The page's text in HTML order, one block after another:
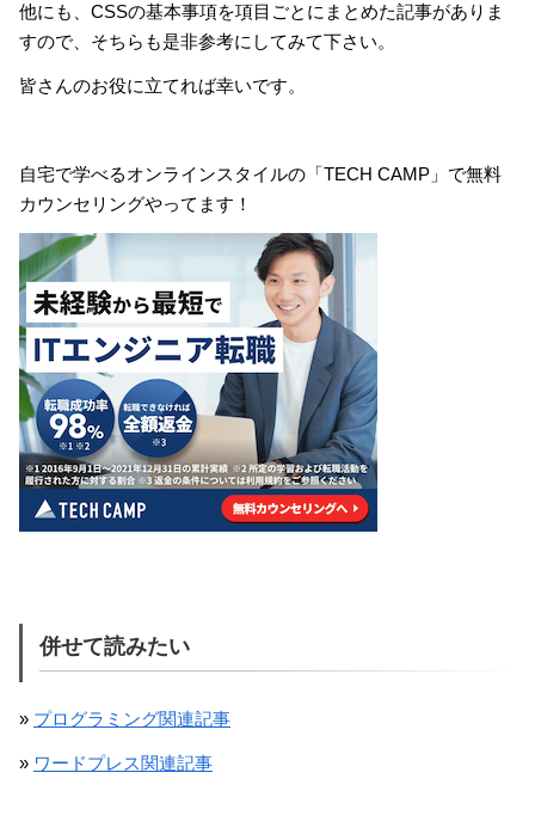
他にも、CSSの基本事項を項目ごとにまとめた記事がありま
すので、そちらも是非参考にしてみて下さい。
皆さんのお役に立てれば幸いです。
自宅で学べるオンラインスタイルの「TECH CAMP」で無料
カウンセリングやってます！
併せて読みたい
» プログラミング関連記事
» ワードプレス関連記事